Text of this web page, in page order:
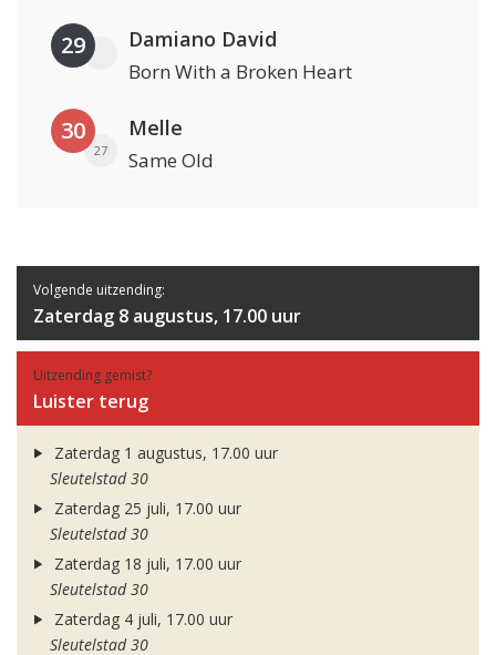
29 Damiano David
Born With a Broken Heart
30
27
Melle
Same Old
Volgende uitzending:
Zaterdag 8 augustus, 17.00 uur
Uitzending gemist?
Luister terug
Zaterdag 1 augustus, 17.00 uur
Sleutelstad 30
Zaterdag 25 juli, 17.00 uur
Sleutelstad 30
Zaterdag 18 juli, 17.00 uur
Sleutelstad 30
Zaterdag 4 juli, 17.00 uur
Sleutelstad 30